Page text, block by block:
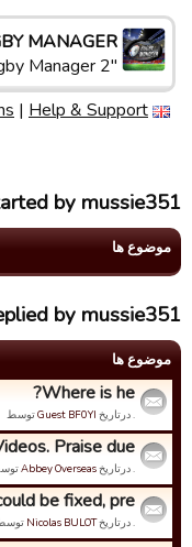
MANAGER
"Rugby Manager 2" سرور
| Help & Support
by mussie351
موضوع ها
by mussie351
موضوع ها
Where is he?
. درتاریخ Guest BF0YIتوسط
Praise due!!
. درتاریخAbbey Overseas
be fixed, pre...
. درتاریخNicolas BULOT